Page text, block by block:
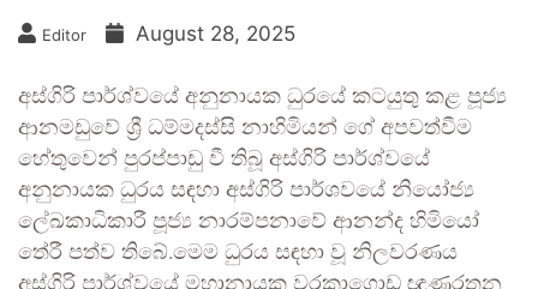
Editor August 28, 2025
අස්ගිරි පාර්ශ්වයේ අනුනායක ධුරයේ කටයුතු කළ පූජ්‍ය
ආනමඩුවේ ශ්‍රී ධම්මදස්සි නාහිමියන් ගේ අපවත්වීම
හේතුවෙන් පුරප්පාඩු වී තිබූ අස්ගිරි පාර්ශ්වයේ
අනුනායක ධුරය සඳහා අස්ගිරි පාර්ශවයේ නියෝජ්‍ය
ලේඛකාධිකාරී පූජ්‍ය නාරම්පනාවේ ආනන්ද හිමියෝ
තේරී පත්ව තිබේ.මෙම ධුරය සඳහා වූ නිලවරණය
අස්ගිරි පාර්ශ්වයේ මහානායක වරකාගොඩ ඥාණරතන